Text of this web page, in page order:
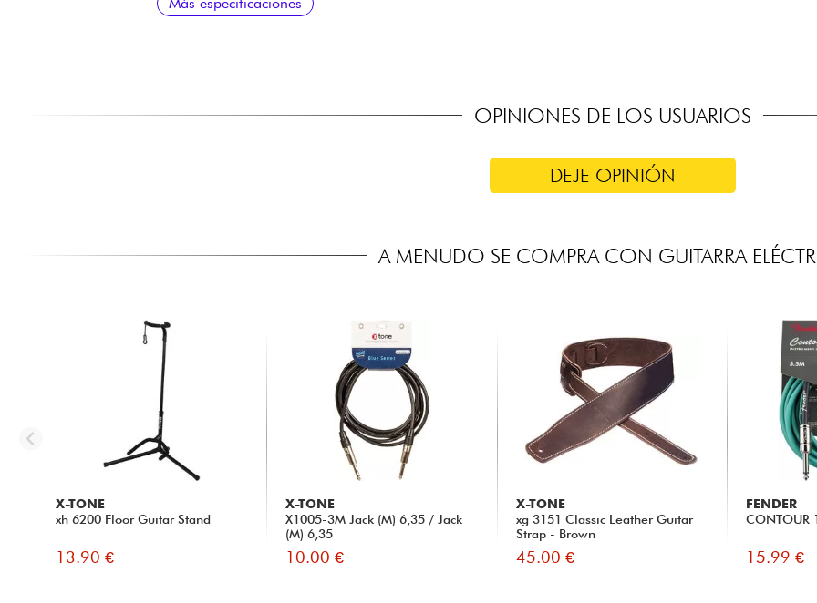
OPINIONES DE LOS USUARIOS
DEJE OPINIÓN
A MENUDO SE COMPRA CON GUITARRA
X-TONE
xh 6200 Floor Guitar Stand
13.90 €
X-TONE
X1005-3M Jack (M) 6,35 / Jack
(M) 6,35
10.00 €
X-TONE
xg 3151 Classic Leather Guitar
Strap - Brown
45.00 €
FENDER
CONTOUR
15.99 €